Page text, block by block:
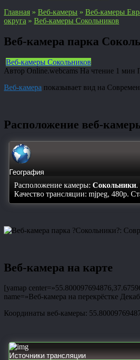
Главная » Веб-камеры » Веб-камеры
округа » Веб-камеры Сокольников
Веб-камера парка
Веб-камеры Сокольников
Автор Online.webcams На чтение 1 мин
Веб-камера показывает вид на
Расположение веб-
География
Расположение камеры: Сокольники.
Качество трансляции: mjpeg, 480p.
Веб-камера на карте
[yamap
name=»Веб-камера на перекрёстке
Координаты веб-камеры:
Источники трансляции